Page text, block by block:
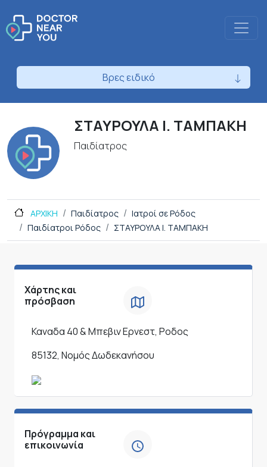
Βρες ειδικό
ΣΤΑΥΡΟΥΛΑ Ι. ΤΑΜΠΑΚΗ
Παιδίατρος
ΑΡΧΙΚΗ Παιδίατρος
Ιατροί σε Ρόδος
Παιδίατροι Ρόδος
ΣΤΑΥΡΟΥΛΑ Ι. ΤΑΜΠΑΚΗ
Χάρτης και
πρόσβαση
Καναδα 40 & Μπεβιν Ερνεστ, Ροδος
85132, Νομός Δωδεκανήσου
Πρόγραμμα και
επικοινωνία